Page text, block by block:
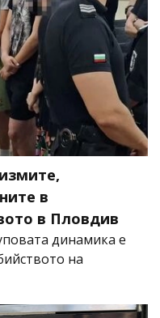
в
в Пловдив
динамика е
на